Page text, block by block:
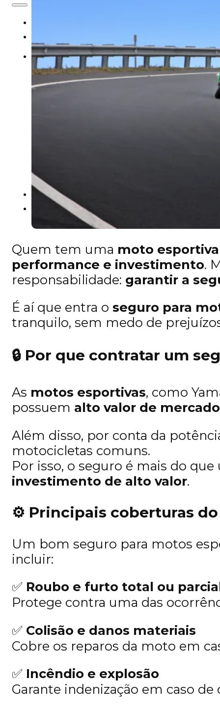
Quem tem uma moto esportiva
performance e investimento.
responsabilidade: garantir a
É aí que entra o seguro para
tranquilo, sem medo de
🔒 Por que contratar um
As motos esportivas, como
possuem alto valor de mercado
Além disso, por conta da
motocicletas comuns.
Por isso, o seguro é mais do
investimento de alto valor.
⚙️ Principais coberturas
Um bom seguro para motos
incluir:
✅ Roubo e furto total ou
Protege contra uma das
✅ Colisão e danos materiais
Cobre os reparos da moto em
✅ Incêndio e explosão
Garante indenização em caso